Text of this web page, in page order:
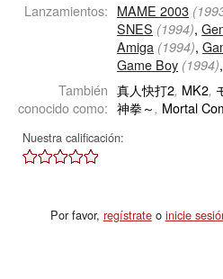
Lanzamientos: MAME 2003
SNES (1994),
Amiga (1994),
Game Boy (1994)
También
conocido como:
真人快打2, MK2,
神拳～, Mortal
Nuestra calificación:
Por favor, regístrateo inicie